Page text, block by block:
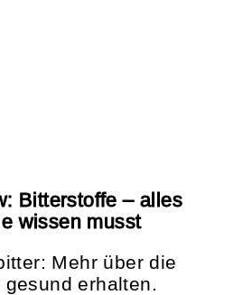
Bitterstoffe – alles
wissen musst
Mehr über die
erhalten.